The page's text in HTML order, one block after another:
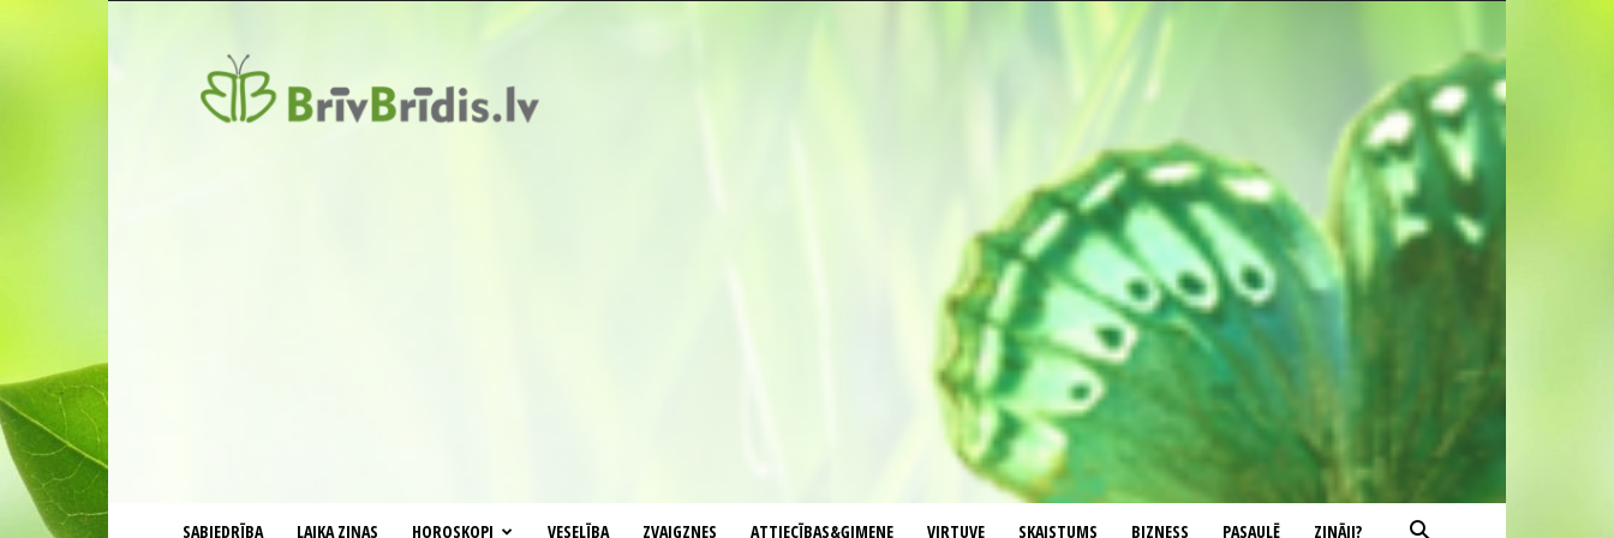
SABIEDRĪBA LAIKA ZIŅAS HOROSKOPI VESELĪBA ZVAIGZNES ATTIECĪBAS&ĢIMENE VIRTUVE SKAISTUMS BIZNESS PASAULĒ ZINĀJI?